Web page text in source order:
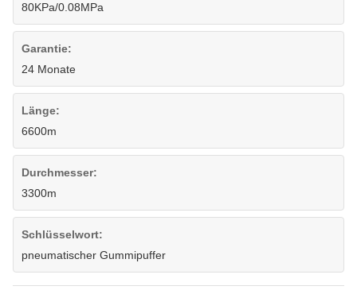
80KPa/0.08MPa
Garantie:
24 Monate
Länge:
6600m
Durchmesser:
3300m
Schlüsselwort:
pneumatischer Gummipuffer